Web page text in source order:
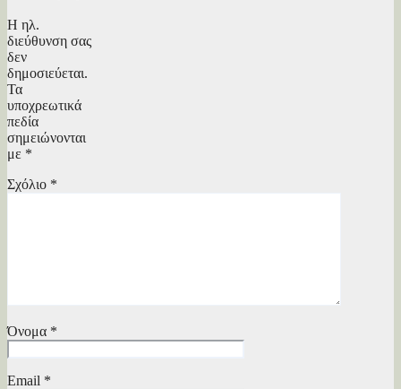
Η ηλ.
διεύθυνση σας
δεν
δημοσιεύεται.
Τα
υποχρεωτικά
πεδία
σημειώνονται
με *
Σχόλιο *
Όνομα *
Email *